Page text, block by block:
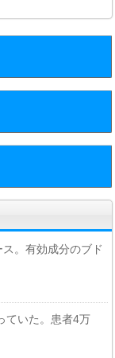
。有効成分のブド
ていた。患者4万